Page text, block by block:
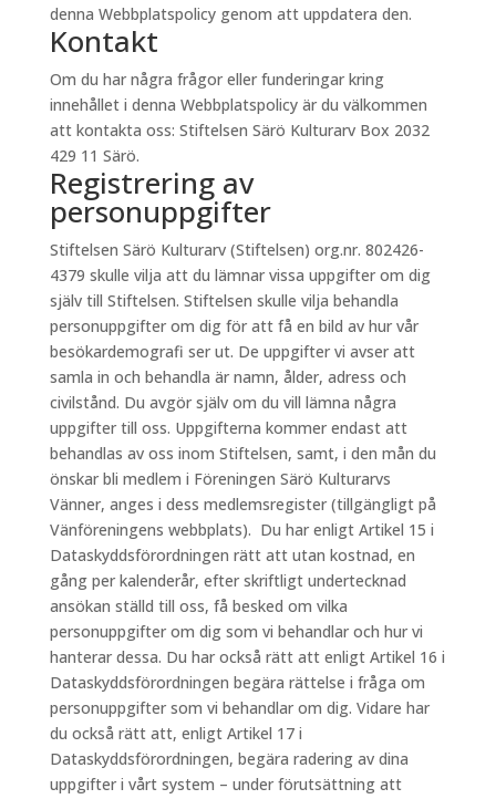
denna Webbplatspolicy genom att uppdatera den.
Kontakt
Om du har några frågor eller funderingar kring
innehållet i denna Webbplatspolicy är du välkommen
att kontakta oss: Stiftelsen Särö Kulturarv Box 2032
429 11 Särö.
Registrering av
personuppgifter
Stiftelsen Särö Kulturarv (Stiftelsen) org.nr. 802426-
4379 skulle vilja att du lämnar vissa uppgifter om dig
själv till Stiftelsen. Stiftelsen skulle vilja behandla
personuppgifter om dig för att få en bild av hur vår
besökardemografi ser ut. De uppgifter vi avser att
samla in och behandla är namn, ålder, adress och
civilstånd. Du avgör själv om du vill lämna några
uppgifter till oss. Uppgifterna kommer endast att
behandlas av oss inom Stiftelsen, samt, i den mån du
önskar bli medlem i Föreningen Särö Kulturarvs
Vänner, anges i dess medlemsregister (tillgängligt på
Vänföreningens webbplats). Du har enligt Artikel 15 i
Dataskyddsförordningen rätt att utan kostnad, en
gång per kalenderår, efter skriftligt undertecknad
ansökan ställd till oss, få besked om vilka
personuppgifter om dig som vi behandlar och hur vi
hanterar dessa. Du har också rätt att enligt Artikel 16 i
Dataskyddsförordningen begära rättelse i fråga om
personuppgifter som vi behandlar om dig. Vidare har
du också rätt att, enligt Artikel 17 i
Dataskyddsförordningen, begära radering av dina
uppgifter i vårt system – under förutsättning att